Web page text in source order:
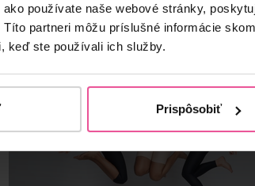
používate naše webové stránky,
Títo partneri môžu príslušné informácie
keď ste používali ich služby.
Prispôsobiť